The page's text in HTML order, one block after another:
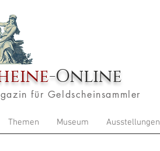
-Online
für Geldscheinsammler
Themen Museum Ausstellungen